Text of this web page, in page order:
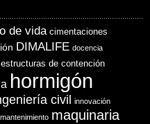
de vida cimentaciones
DIMALIFE docencia
estructuras de contención
hormigón
civil innovación
mantenimiento maquinaria